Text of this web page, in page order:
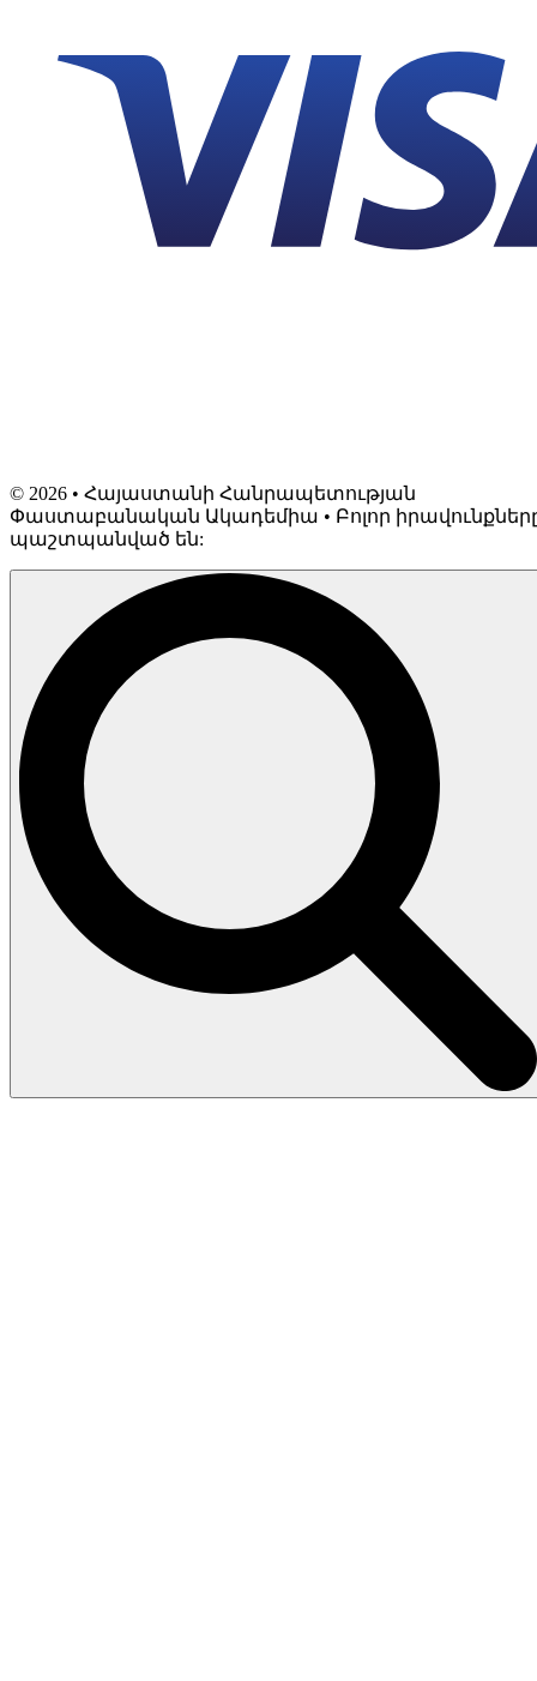
© 2026 • Հայաստանի Հանրապետության
Փաստաբանական Ակադեմիա • Բոլոր
պաշտպանված են: